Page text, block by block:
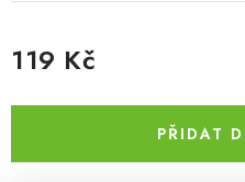
119 Kč
PŘIDAT